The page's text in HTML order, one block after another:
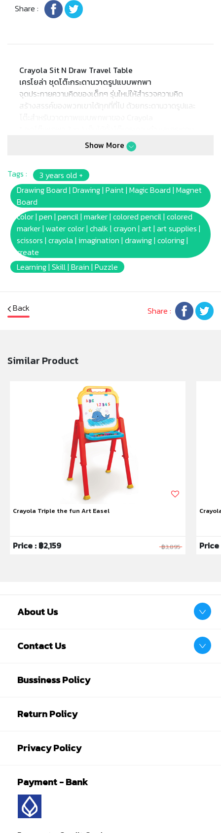
Share :
Crayola Sit N Draw Travel Table
เครโยล่า ชุดโต๊ะกระดานวาดรูปแบบพกพา
จุดประกายความคิดของเด็กๆ รุ่นใหม่ให้สำรวจความคิด
สร้างสรรค์ของพวกเขาได้ทุกที่ที่ไป ด้วยกระดานวาดรูปและ
วาดรูปแม่เหล็ก เพียงถอดออกและพลิกด้าน ก่อนประกอบ
เดิ้ลรูปทรงเลขาคณิต 3ชิ้น | ปากกาแม่เหล็ก 1ด้าม | ช่องเก็บ
อุปกรณ์ศิลปะ
* กระดานไวท์บอร์ดเหมาะกับการใช้งานคู่กับปากกาเมจิไวท์
บอร์ดของเครโยล่า
* ขาโต๊ะพับเก็บได้เพื่อการจัดเก็บที่ง่ายดายและพกพาสะดวก
* Barcode: 833186002595
* Product Size: (W)49.5 x(L)34.3 x(H)24.9cm.
* Package Size: [Color Box] (W)50 x(L)9.75
x(H)34.75cm.
* เหมาะสำหรับเด็กอายุ: 3ปัขึ้นไป
หมายเหตุ:
การตั้งค่าการแสดงผลสีของแต่ละหน้าจอ
ห้ามแยกชิ้นส่วนออกจากกัน ชิ้นส่วนมีขนาดเล็ก เด็กควรใช้
งานในการดูแลของผู้ปกครอง หรือผู้เชี่ยวชาญ ไม่นำเข้าจมูก
Show More
Tags :
3 years old +
Drawing Board | Drawing | Paint | Magic Board | Magnet
Board
color | pen | pencil | marker | colored pencil | colored
marker | water color | chalk | crayon | art | art supplies |
scissors | crayola | imagination | drawing | coloring |
create
Learning | Skill | Brain | Puzzle
Back Share :
Similar Product
Crayola Triple the fun Art Easel
Price : ฿2,159 ฿3,895
About Us
Contact Us
Bussiness Policy
Return Policy
Privacy Policy
Payment - Bank